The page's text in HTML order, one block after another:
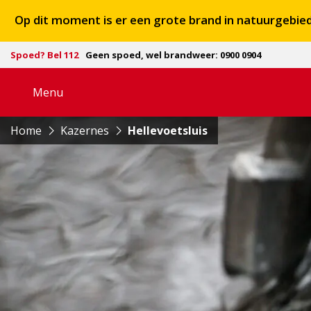
Op dit moment is er een grote brand in
Spoed? Bel 112 Geen spoed, wel brandweer: 0900 0904
Menu
navigatie
Home Kazernes Hellevoetsluis